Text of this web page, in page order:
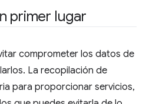
primer lugar
comprometer los datos de
La recopilación de
para proporcionar servicios,